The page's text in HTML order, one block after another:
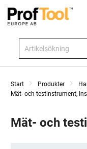
Start Produkter
Mät- och testinstrument,
Mät- och